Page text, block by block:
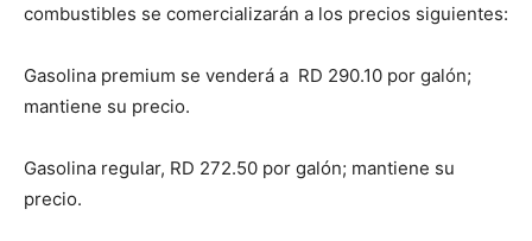
combustibles se comercializarán a los precios siguientes:
Gasolina premium se venderá a RD 290.10 por galón;
mantiene su precio.
Gasolina regular, RD 272.50 por galón; mantiene su
precio.